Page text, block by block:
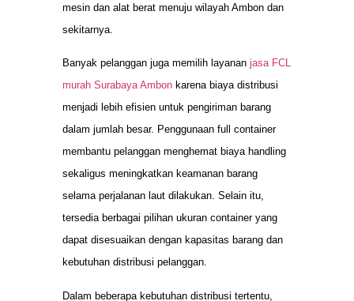
mesin dan alat berat menuju wilayah Ambon dan
sekitarnya.
Banyak pelanggan juga memilih layanan jasa FCL
murah Surabaya Ambon karena biaya distribusi
menjadi lebih efisien untuk pengiriman barang
dalam jumlah besar. Penggunaan full container
membantu pelanggan menghemat biaya handling
sekaligus meningkatkan keamanan barang
selama perjalanan laut dilakukan. Selain itu,
tersedia berbagai pilihan ukuran container yang
dapat disesuaikan dengan kapasitas barang dan
kebutuhan distribusi pelanggan.
Dalam beberapa kebutuhan distribusi tertentu,